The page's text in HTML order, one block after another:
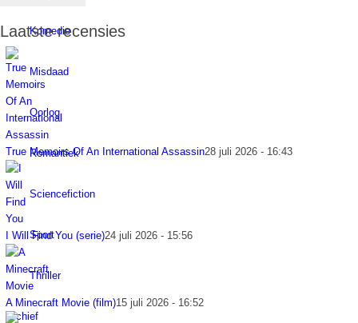
Komedie
Misdaad
Oorlog
Romantiek
Sciencefiction
Sport
Thriller
Archief
Laatste recensies
True Memoirs Of An International Assassin28 juli 2026 - 16:43
I Will Find You (serie)24 juli 2026 - 15:56
A Minecraft Movie (film)15 juli 2026 - 16:52